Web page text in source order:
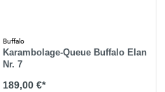
Buffalo
Karambolage-Queue Buffalo Elan
Nr. 7
189,00 €*